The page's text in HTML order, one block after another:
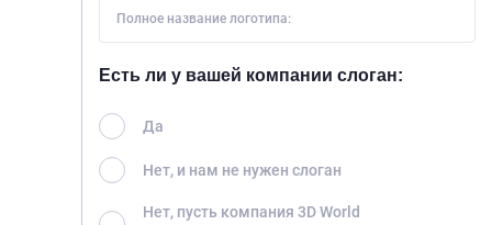
Полное название логотипа:
Есть ли у вашей компании слоган:
Да
Нет, и нам не нужен слоган
Нет, пусть компания 3D World